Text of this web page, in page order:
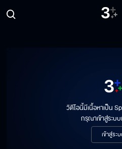
วิดีโอนี้มีเนื้อหาเป็น
กรุณาเข้าสู่ระบ
เข้าสู่ระ